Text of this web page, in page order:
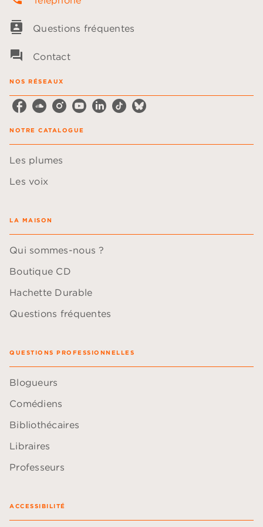
contacts Questions fréquentes
question_answer Contact
NOS RÉSEAUX
NOTRE CATALOGUE
Les plumes
Les voix
LA MAISON
Qui sommes-nous ?
Boutique CD
Hachette Durable
Questions fréquentes
QUESTIONS PROFESSIONNELLES
Blogueurs
Comédiens
Bibliothécaires
Libraires
Professeurs
ACCESSIBILITÉ